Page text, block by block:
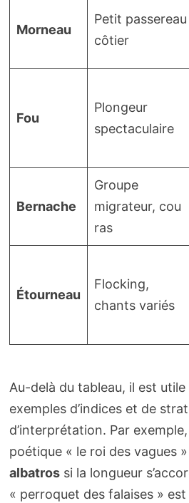
Morneau
Petit passereau
côtier
Fou
Plongeur
spectaculaire
Bernache
Groupe
migrateur, cou
ras
Étourneau
Flocking,
chants variés
Au-delà du tableau, il est utile
exemples d’indices et de
d’interprétation. Par
poétique « le roi des vagues
albatrossi la longueur
« perroquet des falaises »